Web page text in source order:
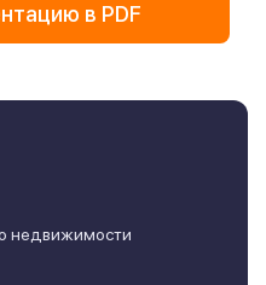
в PDF
недвижимости